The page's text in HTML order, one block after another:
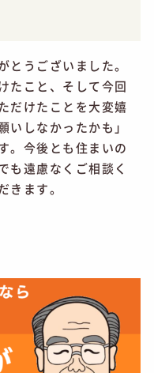
うございました。
たこと、そして今回
だけたことを大変嬉
いしなかったかも」
。今後とも住まいの
も遠慮なくご相談く
きます。